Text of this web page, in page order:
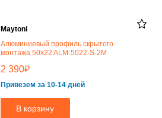
Maytoni
Алюминиевый профиль скрытого
монтажа 50x22 ALM-5022-S-2M
2 390₽
Привезем за 10-14 дней
В корзину